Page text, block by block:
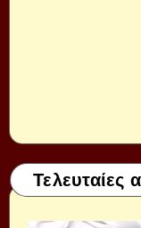
Τελευταίες